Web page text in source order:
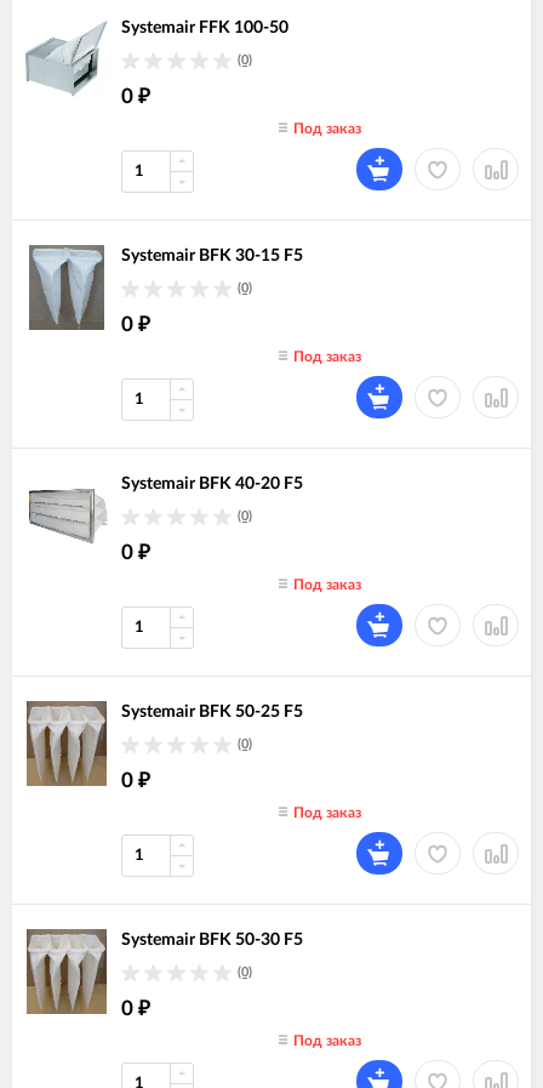
Systemair FFK 100-50
(0)
0 ₽
Под заказ
Systemair BFK 30-15 F5
(0)
0 ₽
Под заказ
Systemair BFK 40-20 F5
(0)
0 ₽
Под заказ
Systemair BFK 50-25 F5
(0)
0 ₽
Под заказ
Systemair BFK 50-30 F5
(0)
0 ₽
Под заказ